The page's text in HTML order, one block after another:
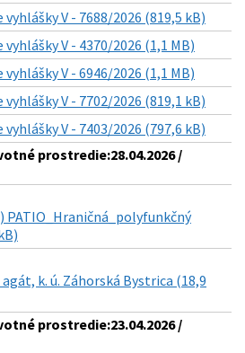
vyhlášky V - 7688/2026 (819,5 kB)
vyhlášky V - 4370/2026 (1,1 MB)
vyhlášky V - 6946/2026 (1,1 MB)
vyhlášky V - 7702/2026 (819,1 kB)
vyhlášky V - 7403/2026 (797,6 kB)
prostredie:28.04.2026 /
PATIO_Hraničná_polyfunkčný
agát, k. ú. Záhorská Bystrica (18,9
prostredie:23.04.2026 /